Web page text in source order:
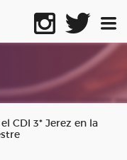
CDI 3* Jerez en la